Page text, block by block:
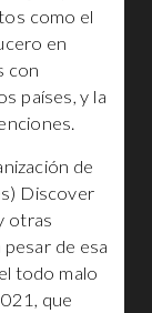
como el
en
con
países, y la
de
Discover
otras
de esa
todo malo
que